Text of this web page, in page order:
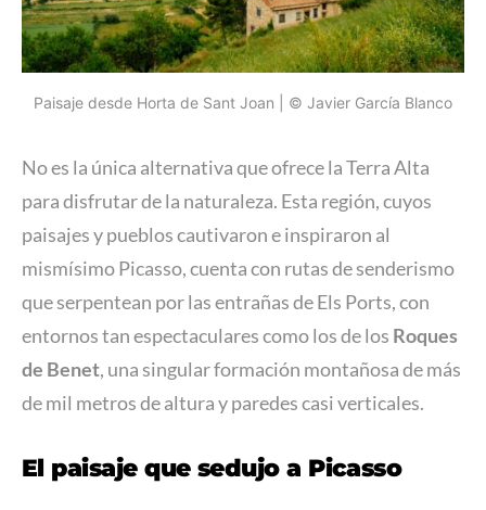
Paisaje desde Horta de Sant Joan | © Javier García Blanco
No es la única alternativa que ofrece la Terra Alta
para disfrutar de la naturaleza. Esta región, cuyos
paisajes y pueblos cautivaron e inspiraron al
mismísimo Picasso, cuenta con rutas de senderismo
que serpentean por las entrañas de Els Ports, con
entornos tan espectaculares como los de los Roques
de Benet, una singular formación montañosa de más
de mil metros de altura y paredes casi verticales.
El paisaje que sedujo a Picasso